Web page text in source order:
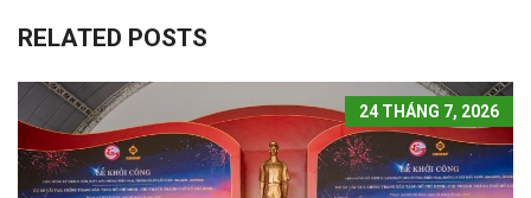
RELATED POSTS
24 THÁNG 7, 2026